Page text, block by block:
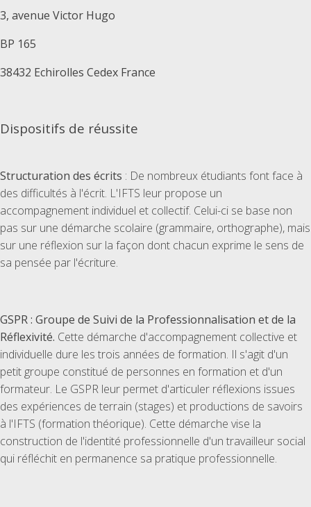
3, avenue Victor Hugo
BP 165
38432 Echirolles Cedex France
Dispositifs de réussite
Structuration des écrits : De nombreux étudiants font face à
des difficultés à l'écrit. L'IFTS leur propose un
accompagnement individuel et collectif. Celui-ci se base non
pas sur une démarche scolaire (grammaire, orthographe), mais
sur une réflexion sur la façon dont chacun exprime le sens de
sa pensée par l'écriture.
GSPR : Groupe de Suivi de la Professionnalisation et de la
Réflexivité. Cette démarche d'accompagnement collective et
individuelle dure les trois années de formation. Il s'agit d'un
petit groupe constitué de personnes en formation et d'un
formateur. Le GSPR leur permet d'articuler réflexions issues
des expériences de terrain (stages) et productions de savoirs
à l'IFTS (formation théorique). Cette démarche vise la
construction de l'identité professionnelle d'un travailleur social
qui réfléchit en permanence sa pratique professionnelle.